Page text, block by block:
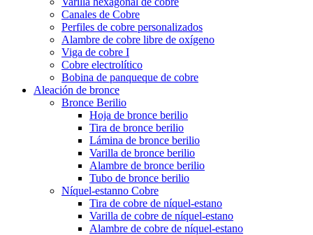
Canales de Cobre
Perfiles de cobre personalizados
Alambre de cobre libre de oxígeno
Viga de cobre I
Cobre electrolítico
Bobina de panqueque de cobre
Aleación de bronce
Bronce Berilio
Hoja de bronce berilio
Tira de bronce berilio
Lámina de bronce berilio
Varilla de bronce berilio
Alambre de bronce berilio
Tubo de bronce berilio
Níquel-estanno Cobre
Tira de cobre de níquel-estano
Varilla de cobre de níquel-estano
Alambre de cobre de níquel-estano